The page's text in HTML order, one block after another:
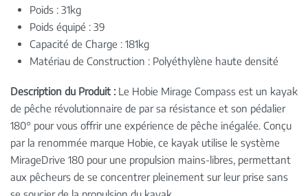
Poids : 31kg
Poids équipé : 39
Capacité de Charge : 181kg
Matériau de Construction : Polyéthylène haute densité
Description du Produit : Le Hobie Mirage Compass est un kayak
de pêche révolutionnaire de par sa résistance et son pédalier
180° pour vous offrir une expérience de pêche inégalée. Conçu
par la renommée marque Hobie, ce kayak utilise le système
MirageDrive 180 pour une propulsion mains-libres, permettant
aux pêcheurs de se concentrer pleinement sur leur prise sans